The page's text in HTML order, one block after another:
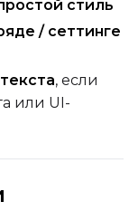
стиль
/ сеттинге
, если
или UI-